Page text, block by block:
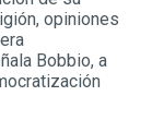
opiniones
Bobbio, a